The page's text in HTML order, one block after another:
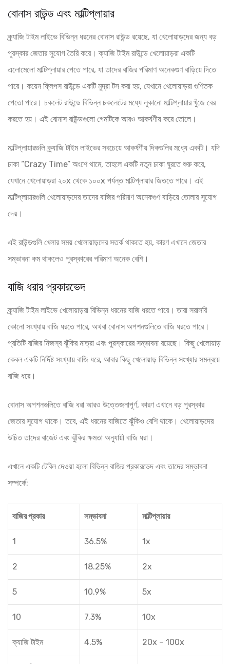
বোনাস রাউন্ড এবং মাল্টিপ্লায়ার
ক্র্যাজি টাইম লাইভে বিভিন্ন ধরনের বোনাস রাউন্ড রয়েছে, যা খেলোয়াড়দের জন্য বড়
পুরস্কার জেতার সুযোগ তৈরি করে। ক্যাজি টাইম রাউন্ডে খেলোয়াড়রা একটি
এলোমেলো মাল্টিপ্লায়ার পেতে পারে, যা তাদের বাজির পরিমাণ অনেকগুণ বাড়িয়ে দিতে
পারে। কয়েন ফ্লিপস রাউন্ডে একটি মুদ্রা টস করা হয়, যেখানে খেলোয়াড়রা গুণিতক
পেতো পারে। চকলেট রাউন্ডে বিভিন্ন চকলেটের মধ্যে লুকানো মাল্টিপ্লায়ার খুঁজে বের
করতে হয়। এই বোনাস রাউন্ডগুলো গেমটিকে আরও আকর্ষণীয় করে তোলে।
মাল্টিপ্লায়ারগুলি ক্র্যাজি টাইম লাইভের সবচেয়ে আকর্ষণীয় দিকগুলির মধ্যে একটি। যদি
চাকা “Crazy Time” অংশে থামে, তাহলে একটি নতুন চাকা ঘুরতে শুরু করে,
যেখানে খেলোয়াড়রা ২০x থেকে ১০০x পর্যন্ত মাল্টিপ্লায়ার জিততে পারে। এই
মাল্টিপ্লায়ারগুলি খেলোয়াড়দের তাদের বাজির পরিমাণ অনেকগুণ বাড়িয়ে তোলার সুযোগ
দেয়।
এই রাউন্ডগুলি খেলার সময় খেলোয়াড়দের সতর্ক থাকতে হয়, কারণ এখানে জেতার
সম্ভাবনা কম থাকলেও পুরস্কারের পরিমাণ অনেক বেশি।
বাজি ধরার প্রকারভেদ
ক্র্যাজি টাইম লাইভে খেলোয়াড়রা বিভিন্ন ধরনের বাজি ধরতে পারে। তারা সরাসরি
কোনো সংখ্যায় বাজি ধরতে পারে, অথবা বোনাস অপশনগুলিতে বাজি ধরতে পারে।
প্রতিটি বাজির নিজস্ব ঝুঁকির মাত্রা এবং পুরস্কারের সম্ভাবনা রয়েছে। কিছু খেলোয়াড়
কেবল একটি নির্দিষ্ট সংখ্যায় বাজি ধরে, আবার কিছু খেলোয়াড় বিভিন্ন সংখ্যার সমন্বয়ে
বাজি ধরে।
বোনাস অপশনগুলিতে বাজি ধরা আরও উত্তেজনাপূর্ণ, কারণ এখানে বড় পুরস্কার
জেতার সুযোগ থাকে। তবে, এই ধরনের বাজিতে ঝুঁকিও বেশি থাকে। খেলোয়াড়দের
উচিত তাদের বাজেট এবং ঝুঁকির ক্ষমতা অনুযায়ী বাজি ধরা।
এখানে একটি টেবিল দেওয়া হলো বিভিন্ন বাজির প্রকারভেদ এবং তাদের সম্ভাবনা
সম্পর্কে:
বাজির প্রকার সম্ভাবনা মাল্টিপ্লায়ার
1 36.5% 1x
2 18.25% 2x
5 10.9% 5x
10 7.3% 10x
ক্যাজি টাইম 4.5% 20x – 100x